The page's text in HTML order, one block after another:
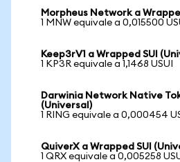
Morpheus Network a
1 MNW equivale a 0,015500
Keep3rV1 a Wrapped SUI
1 KP3R equivale a 1,1468 USUI
Darwinia Network Native
(Universal)
1 RING equivale a 0,000454
QuiverX a Wrapped SUI
1 QRX equivale a 0,005258